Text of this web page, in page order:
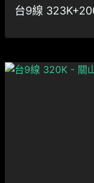
台9線